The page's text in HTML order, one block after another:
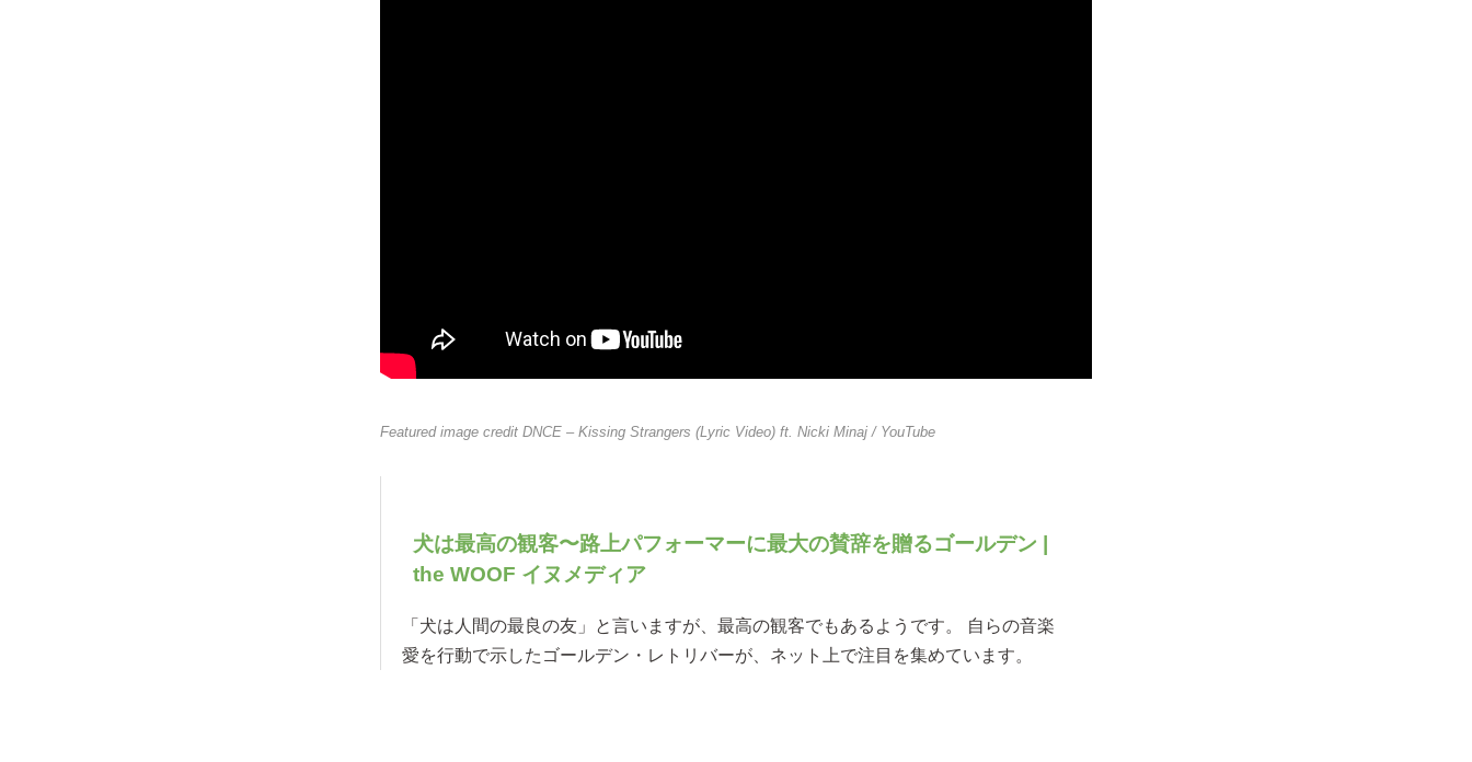
Featured image credit DNCE – Kissing Strangers (Lyric Video) ft. Nicki Minaj / YouTube
犬は最高の観客〜路上パフォーマーに最大の賛辞を贈るゴールデン |
the WOOF イヌメディア
「犬は人間の最良の友」と言いますが、最高の観客でもあるようです。 自らの音楽
愛を行動で示したゴールデン・レトリバーが、ネット上で注目を集めています。